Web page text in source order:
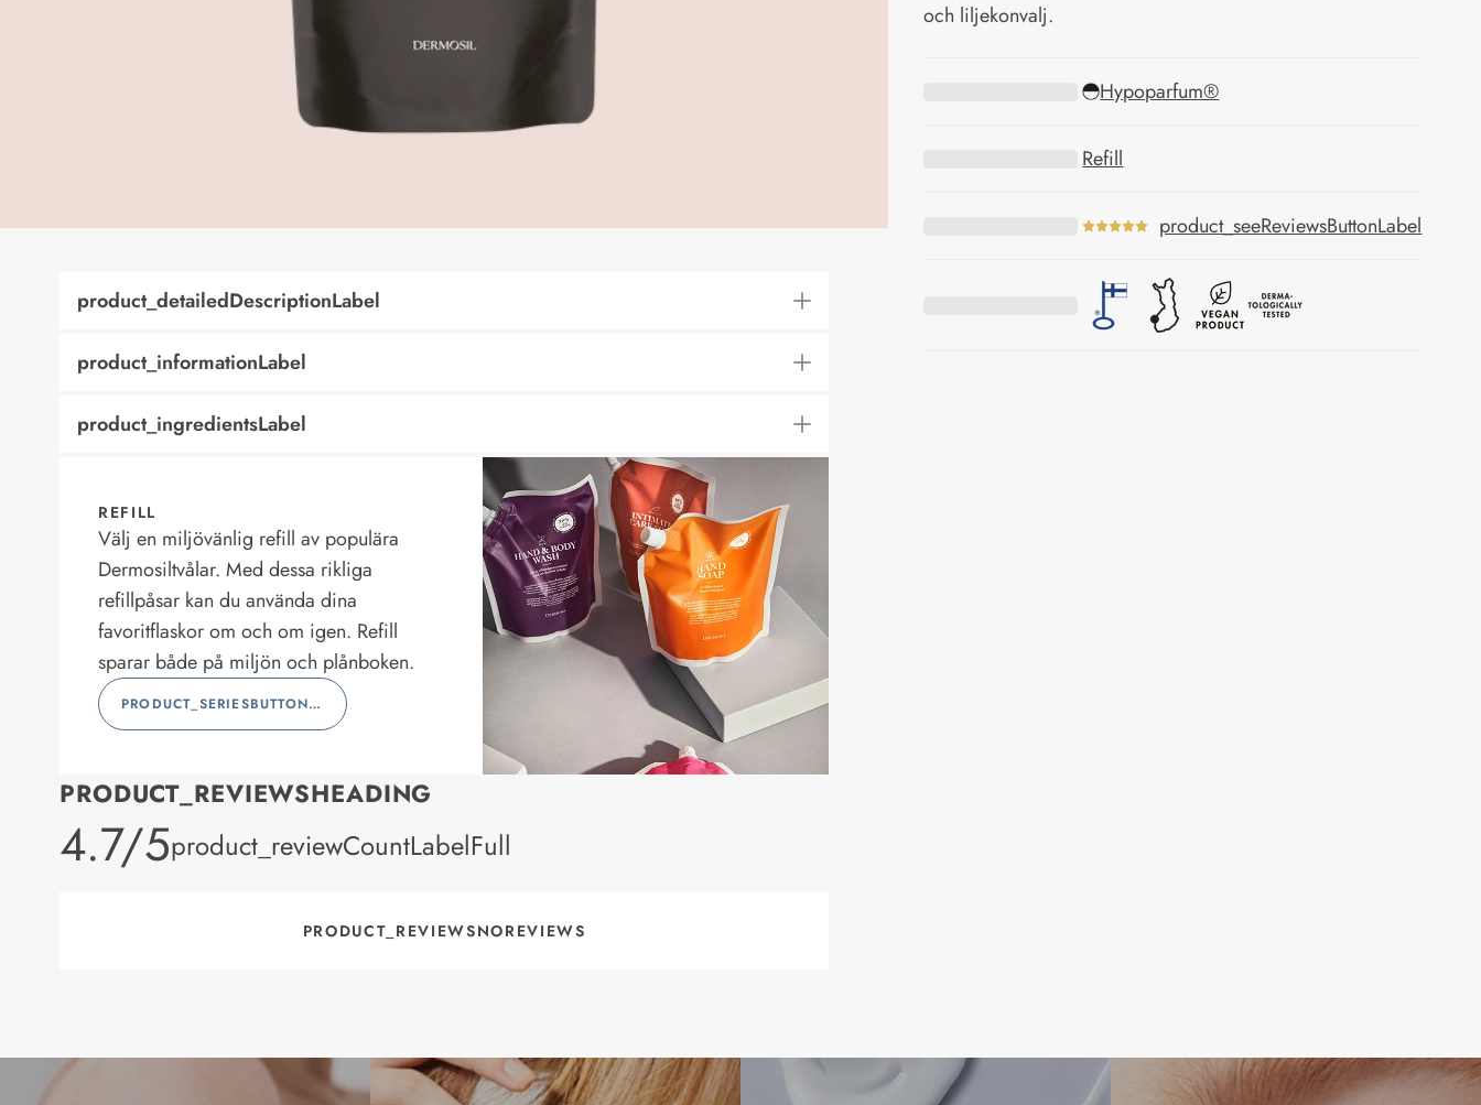
och liljekonvalj.
Hypoparfum®
Refill
product_seeReviewsButtonLabel
product_detailedDescriptionLabel
product_informationLabel
product_ingredientsLabel
REFILL
Välj en miljövänlig refill av populära
Dermosiltvålar. Med dessa rikliga
refillpåsar kan du använda dina
favoritflaskor om och om igen. Refill
sparar både på miljön och plånboken.
PRODUCT_SERIESBUTTONLABEL
PRODUCT_REVIEWSHEADING
product_rating
4.7/5product_reviewCountLabelFull
PRODUCT_REVIEWSNOREVIEWS